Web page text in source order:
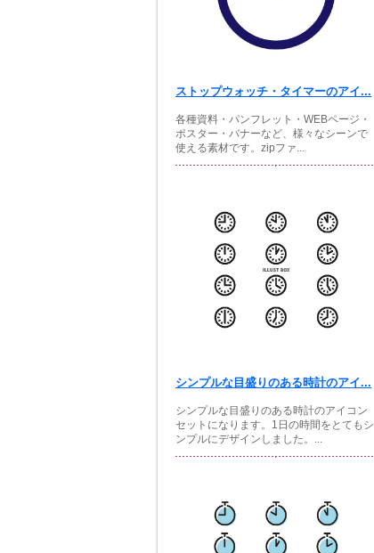
ストップウォッチ・タイマーのアイ...
各種資料・パンフレット・WEBページ・
ポスター・バナーなど、様々なシーンで
使える素材です。zipファ...
シンプルな目盛りのある時計のアイ...
シンプルな目盛りのある時計のアイコン
セットになります。1日の時間をとてもシ
ンプルにデザインしました。...